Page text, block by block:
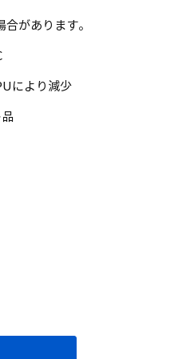
があります。
により減少